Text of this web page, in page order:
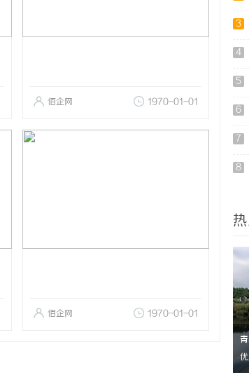
佰企网 1970-01-01
佰企网 1970-01-01
3
4
5
6
7
8